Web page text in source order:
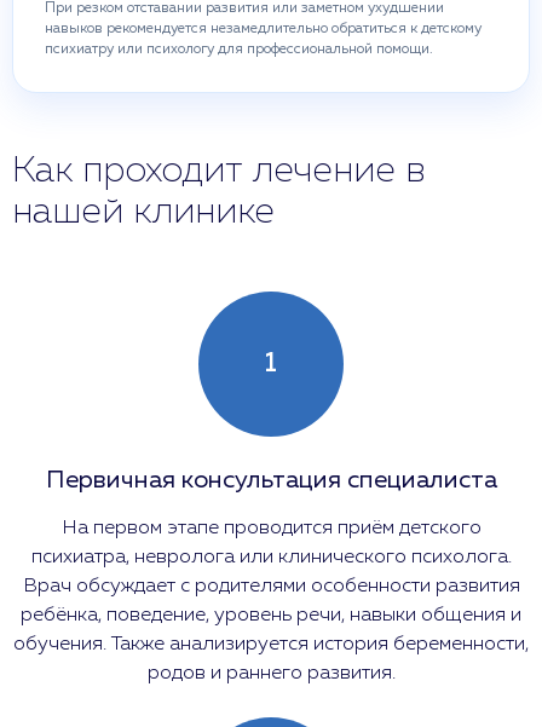
При резком отставании развития или заметном ухудшении
навыков рекомендуется незамедлительно обратиться к детскому
психиатру или психологу для профессиональной помощи.
Как проходит лечение в
нашей клинике
1
Первичная консультация специалиста
На первом этапе проводится приём детского
психиатра, невролога или клинического психолога.
Врач обсуждает с родителями особенности развития
ребёнка, поведение, уровень речи, навыки общения и
обучения. Также анализируется история беременности,
родов и раннего развития.